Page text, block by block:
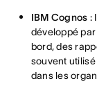
IBM Cognos :
développé
bord, des
souvent
dans les